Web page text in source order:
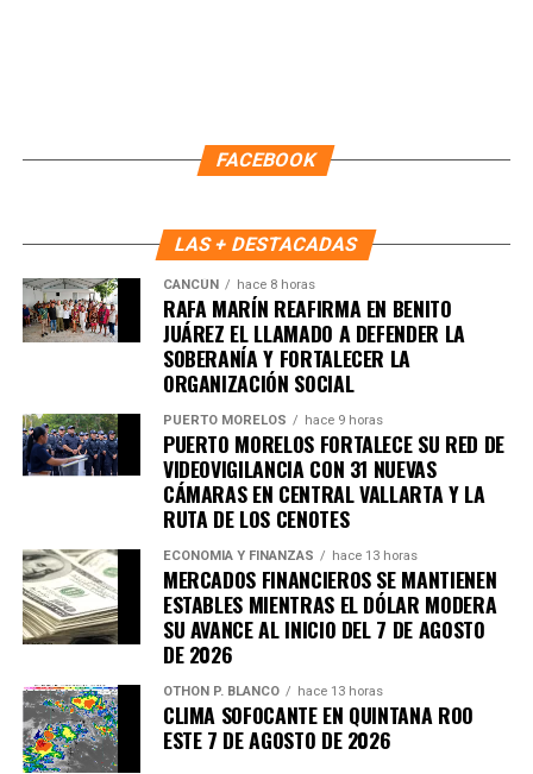
Recibe las noticias al instante
Únete al canal oficial de WhatsApp de
importantes de Quintana Roo directamente
en tu teléfono.
Unirme al canal de WhatsApp
FACEBOOK
LAS + DESTACADAS
CANCÚN hace 8 horas
RAFA MARÍN REAFIRMA EN BENITO
JUÁREZ EL LLAMADO A DEFENDER LA
SOBERANÍA Y FORTALECER LA
ORGANIZACIÓN SOCIAL
PUERTO MORELOS hace 9 horas
PUERTO MORELOS FORTALECE SU RED DE
VIDEOVIGILANCIA CON 31 NUEVAS
CÁMARAS EN CENTRAL VALLARTA Y LA
RUTA DE LOS CENOTES
ECONOMÍA Y FINANZAS hace 13 horas
MERCADOS FINANCIEROS SE MANTIENEN
ESTABLES MIENTRAS EL DÓLAR MODERA
SU AVANCE AL INICIO DEL 7 DE AGOSTO
DE 2026
OTHON P. BLANCO hace 13 horas
CLIMA SOFOCANTE EN QUINTANA ROO
ESTE 7 DE AGOSTO DE 2026